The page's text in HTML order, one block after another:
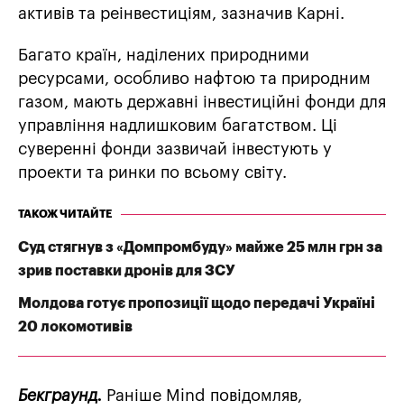
активів та реінвестиціям, зазначив Карні.
Багато країн, наділених природними
ресурсами, особливо нафтою та природним
газом, мають державні інвестиційні фонди для
управління надлишковим багатством. Ці
суверенні фонди зазвичай інвестують у
проекти та ринки по всьому світу.
ТАКОЖ ЧИТАЙТЕ
Суд стягнув з «Домпромбуду» майже 25 млн грн за
зрив поставки дронів для ЗСУ
Молдова готує пропозиції щодо передачі Україні
20 локомотивів
Бекграунд. Раніше Mind повідомляв,